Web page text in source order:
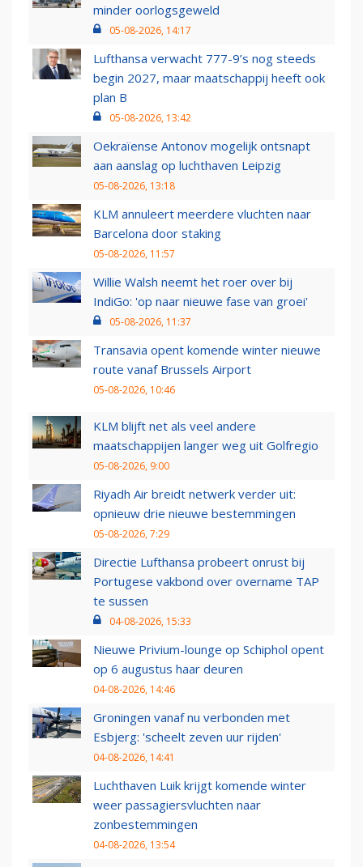
minder oorlogsgeweld
05-08-2026, 14:17
Lufthansa verwacht 777-9’s nog steeds
begin 2027, maar maatschappij heeft ook
plan B
05-08-2026, 13:42
Oekraïense Antonov mogelijk ontsnapt
aan aanslag op luchthaven Leipzig
05-08-2026, 13:18
KLM annuleert meerdere vluchten naar
Barcelona door staking
05-08-2026, 11:57
Willie Walsh neemt het roer over bij
IndiGo: 'op naar nieuwe fase van groei'
05-08-2026, 11:37
Transavia opent komende winter nieuwe
route vanaf Brussels Airport
05-08-2026, 10:46
KLM blijft net als veel andere
maatschappijen langer weg uit Golfregio
05-08-2026, 9:00
Riyadh Air breidt netwerk verder uit:
opnieuw drie nieuwe bestemmingen
05-08-2026, 7:29
Directie Lufthansa probeert onrust bij
Portugese vakbond over overname TAP
te sussen
04-08-2026, 15:33
Nieuwe Privium-lounge op Schiphol opent
op 6 augustus haar deuren
04-08-2026, 14:46
Groningen vanaf nu verbonden met
Esbjerg: 'scheelt zeven uur rijden'
04-08-2026, 14:41
Luchthaven Luik krijgt komende winter
weer passagiersvluchten naar
zonbestemmingen
04-08-2026, 13:54